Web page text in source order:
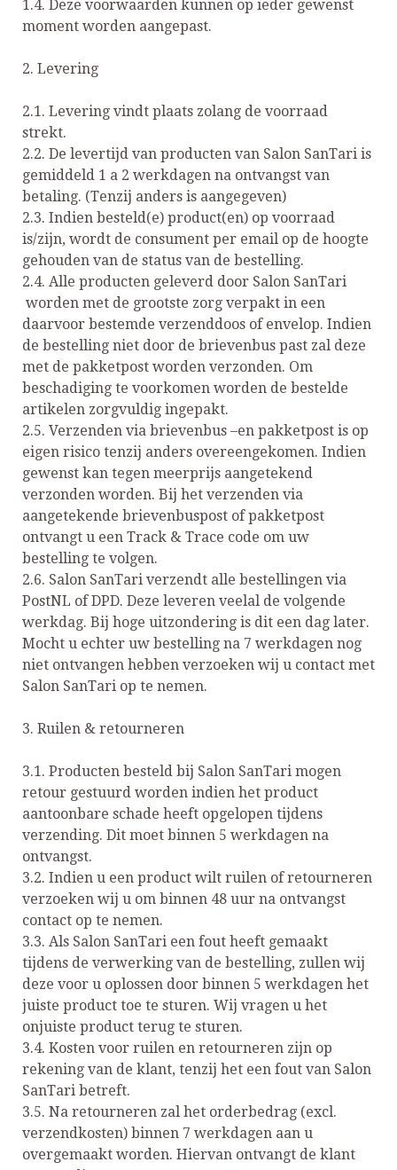
1.4. Deze voorwaarden kunnen op ieder gewenst
moment worden aangepast.
2. Levering
2.1. Levering vindt plaats zolang de voorraad
strekt.
2.2. De levertijd van producten van Salon SanTari is
gemiddeld 1 a 2 werkdagen na ontvangst van
betaling. (Tenzij anders is aangegeven)
2.3. Indien besteld(e) product(en) op voorraad
is/zijn, wordt de consument per email op de hoogte
gehouden van de status van de bestelling.
2.4. Alle producten geleverd door Salon SanTari
worden met de grootste zorg verpakt in een
daarvoor bestemde verzenddoos of envelop. Indien
de bestelling niet door de brievenbus past zal deze
met de pakketpost worden verzonden. Om
beschadiging te voorkomen worden de bestelde
artikelen zorgvuldig ingepakt.
2.5. Verzenden via brievenbus –en pakketpost is op
eigen risico tenzij anders overeengekomen. Indien
gewenst kan tegen meerprijs aangetekend
verzonden worden. Bij het verzenden via
aangetekende brievenbuspost of pakketpost
ontvangt u een Track & Trace code om uw
bestelling te volgen.
2.6. Salon SanTari verzendt alle bestellingen via
PostNL of DPD. Deze leveren veelal de volgende
werkdag. Bij hoge uitzondering is dit een dag later.
Mocht u echter uw bestelling na 7 werkdagen nog
niet ontvangen hebben verzoeken wij u contact met
Salon SanTari op te nemen.
3. Ruilen & retourneren
3.1. Producten besteld bij Salon SanTari mogen
retour gestuurd worden indien het product
aantoonbare schade heeft opgelopen tijdens
verzending. Dit moet binnen 5 werkdagen na
ontvangst.
3.2. Indien u een product wilt ruilen of retourneren
verzoeken wij u om binnen 48 uur na ontvangst
contact op te nemen.
3.3. Als Salon SanTari een fout heeft gemaakt
tijdens de verwerking van de bestelling, zullen wij
deze voor u oplossen door binnen 5 werkdagen het
juiste product toe te sturen. Wij vragen u het
onjuiste product terug te sturen.
3.4. Kosten voor ruilen en retourneren zijn op
rekening van de klant, tenzij het een fout van Salon
SanTari betreft.
3.5. Na retourneren zal het orderbedrag (excl.
verzendkosten) binnen 7 werkdagen aan u
overgemaakt worden. Hiervan ontvangt de klant